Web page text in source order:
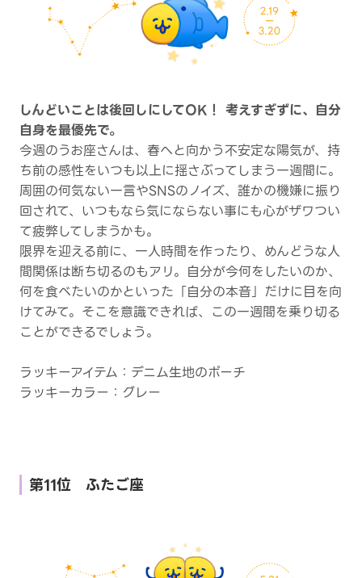
しんどいことは後回しにしてOK！ 考えすぎずに、自分
自身を最優先で。
今週のうお座さんは、春へと向かう不安定な陽気が、持
ち前の感性をいつも以上に揺さぶってしまう一週間に。
周囲の何気ない一言やSNSのノイズ、誰かの機嫌に振り
回されて、いつもなら気にならない事にも心がザワつい
て疲弊してしまうかも。
限界を迎える前に、一人時間を作ったり、めんどうな人
間関係は断ち切るのもアリ。自分が今何をしたいのか、
何を食べたいのかといった「自分の本音」だけに目を向
けてみて。そこを意識できれば、この一週間を乗り切る
ことができるでしょう。
ラッキーアイテム：デニム生地のポーチ
ラッキーカラー：グレー
第11位 ふたご座